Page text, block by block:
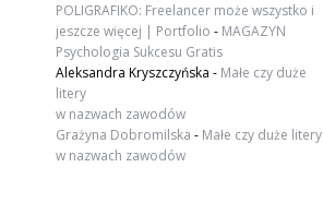
POLIGRAFIKO: Freelancer może wszystko i
jeszcze więcej | Portfolio - MAGAZYN
Psychologia Sukcesu Gratis
Aleksandra Kryszczyńska - Małe czy duże
litery
w nazwach zawodów
Grażyna Dobromilska - Małe czy duże litery
w nazwach zawodów